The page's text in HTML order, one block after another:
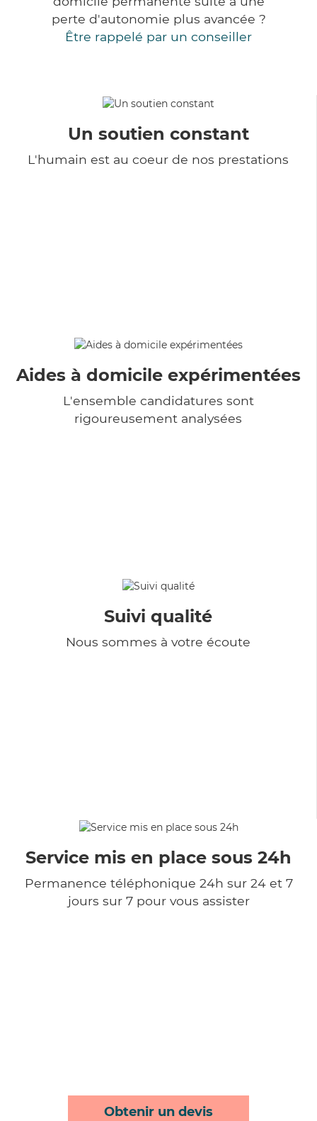
perte d'autonomie plus avancée ?
Être rappelé par un conseiller
Un soutien constant
L'humain est au coeur de nos prestations
Aides à domicile expérimentées
L'ensemble candidatures sont
rigoureusement analysées
Suivi qualité
Nous sommes à votre écoute
Service mis en place sous 24h
Permanence téléphonique 24h sur 24 et 7
jours sur 7 pour vous assister
Obtenir un devis